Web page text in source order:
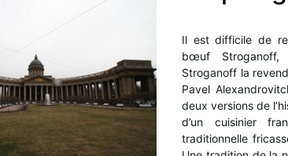
Il est difficile de
bœuf
Stroganoff la
Pavel
deux versions de
d’un cuisinier
traditionnelle